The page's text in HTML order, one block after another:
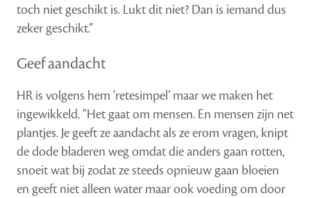
toch niet geschikt is. Lukt dit niet? Dan is iemand dus
zeker geschikt.”
Geef aandacht
HR is volgens hem ‘retesimpel’ maar we maken het
ingewikkeld. “Het gaat om mensen. En mensen zijn net
plantjes. Je geeft ze aandacht als ze erom vragen, knipt
de dode bladeren weg omdat die anders gaan rotten,
snoeit wat bij zodat ze steeds opnieuw gaan bloeien
en geeft niet alleen water maar ook voeding om door